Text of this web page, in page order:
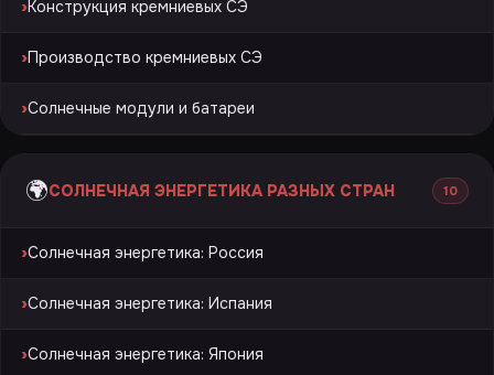
›Конструкция кремниевых СЭ
›Производство кремниевых СЭ
›Солнечные модули и батареи
🌍СОЛНЕЧНАЯ ЭНЕРГЕТИКА РАЗНЫХ СТРАН 10
›Солнечная энергетика: Россия
›Солнечная энергетика: Испания
›Солнечная энергетика: Япония